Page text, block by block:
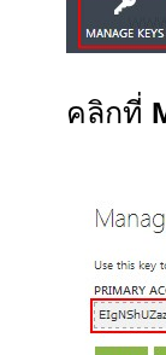
คลิกที่